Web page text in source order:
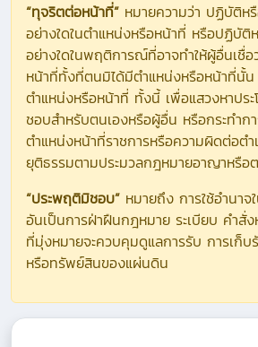
“ทุจริตต่อหน้าที่” หมายความว่า ปฏิบัติห
อย่างใดในตำแหน่งหรือหน้าที่ หรือปฏิบัติ
อย่างใดในพฤติการณ์ที่อาจทำให้ผู้อื่นเชื่
หน้าที่ทั้งที่ตนมิได้มีตำแหน่งหรือหน้าที่นั้น
ตำแหน่งหรือหน้าที่ ทั้งนี้ เพื่อแสวงหาประ
ชอบสำหรับตนเองหรือผู้อื่น หรือกระทำก
ตำแหน่งหน้าที่ราชการหรือความผิดต่อต
ยุติธรรมตามประมวลกฎหมายอาญาหรือ
“ประพฤติมิชอบ” หมายถึง การใช้อำนา
อันเป็นการฝ่าฝืนกฎหมาย ระเบียบ คำ
ที่มุ่งหมายจะควบคุมดูแลการรับ การเก็บ
หรือทรัพย์สินของแผ่นดิน